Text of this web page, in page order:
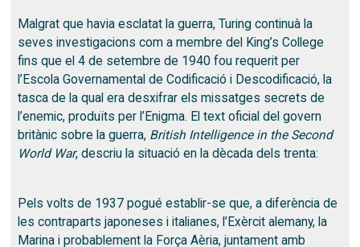
Malgrat que havia esclatat la guerra, Turing continuà la
seves investigacions com a membre del King’s College
fins que el 4 de setembre de 1940 fou requerit per
l’Escola Governamental de Codificació i Descodificació, la
tasca de la qual era desxifrar els missatges secrets de
l’enemic, produïts per l’Enigma. El text oficial del govern
britànic sobre la guerra, British Intelligence in the Second
World War, descriu la situació en la dècada dels trenta:
Pels volts de 1937 pogué establir-se que, a diferència de
les contraparts japoneses i italianes, l’Exèrcit alemany, la
Marina i probablement la Força Aèria, juntament amb